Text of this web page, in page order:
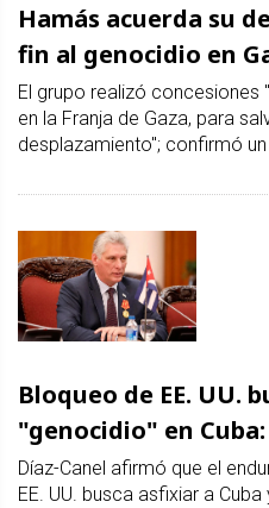
Hamás acuerda su
fin al genocidio en
El grupo realizó concesiones
en la Franja de Gaza, para
desplazamiento"; confirmó
Bloqueo de EE. UU.
"genocidio" en Cuba:
Díaz-Canel afirmó que el
EE. UU. busca asfixiar a